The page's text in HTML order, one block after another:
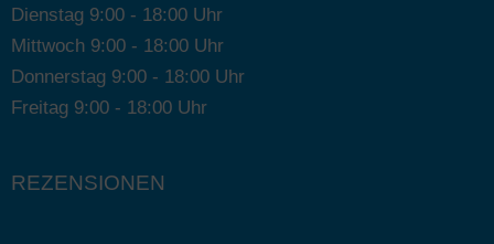
Dienstag 9:00 - 18:00 Uhr
Mittwoch 9:00 - 18:00 Uhr
Donnerstag 9:00 - 18:00 Uhr
Freitag 9:00 - 18:00 Uhr
REZENSIONEN